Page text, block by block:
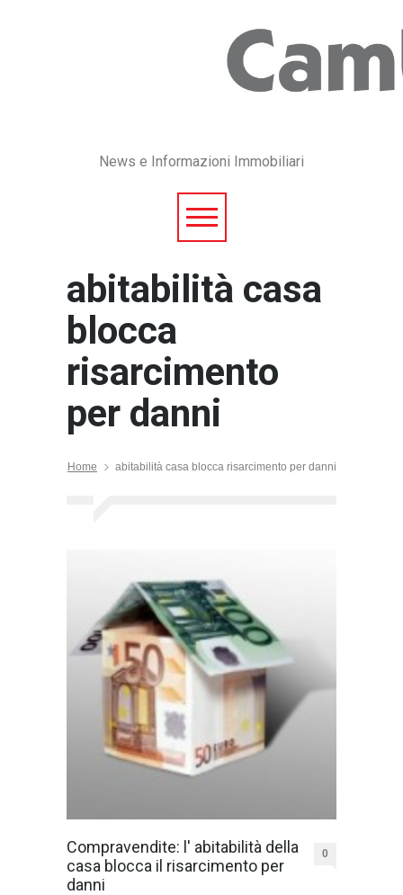
News e Informazioni Immobiliari
abitabilità casa
blocca
risarcimento
per danni
Home abitabilità casa blocca risarcimento per danni
Compravendite: l' abitabilità della
casa blocca il risarcimento per
danni
0